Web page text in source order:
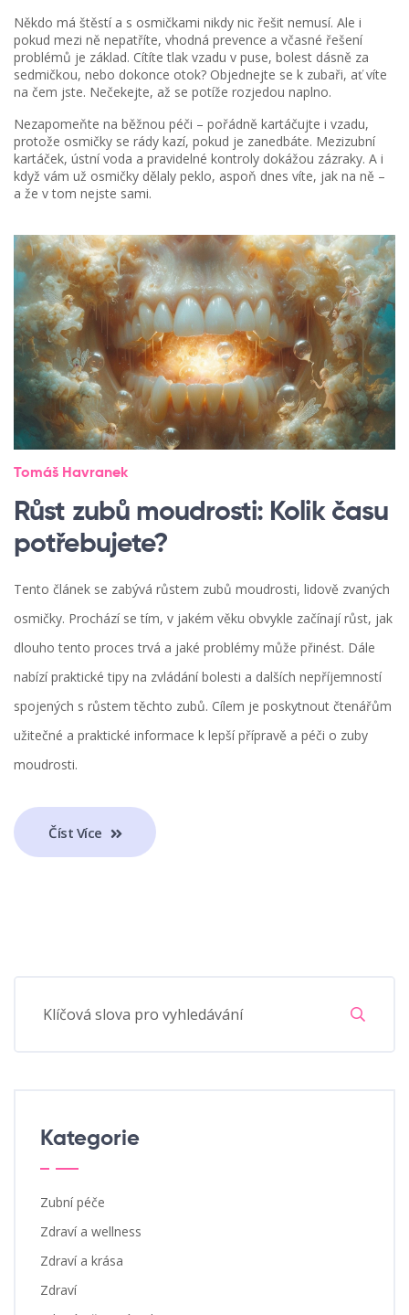
Někdo má štěstí a s osmičkami nikdy nic řešit nemusí. Ale i
pokud mezi ně nepatříte, vhodná prevence a včasné řešení
problémů je základ. Cítíte tlak vzadu v puse, bolest dásně za
sedmičkou, nebo dokonce otok? Objednejte se k zubaři, ať víte
na čem jste. Nečekejte, až se potíže rozjedou naplno.
Nezapomeňte na běžnou péči – pořádně kartáčujte i vzadu,
protože osmičky se rády kazí, pokud je zanedbáte. Mezizubní
kartáček, ústní voda a pravidelné kontroly dokážou zázraky. A i
když vám už osmičky dělaly peklo, aspoň dnes víte, jak na ně –
a že v tom nejste sami.
Tomáš Havranek
Růst zubů moudrosti: Kolik času
potřebujete?
Tento článek se zabývá růstem zubů moudrosti, lidově zvaných
osmičky. Prochází se tím, v jakém věku obvykle začínají růst, jak
dlouho tento proces trvá a jaké problémy může přinést. Dále
nabízí praktické tipy na zvládání bolesti a dalších nepříjemností
spojených s růstem těchto zubů. Cílem je poskytnout čtenářům
užitečné a praktické informace k lepší přípravě a péči o zuby
moudrosti.
Číst Více
Kategorie
Zubní péče
Zdraví a wellness
Zdraví a krása
Zdraví